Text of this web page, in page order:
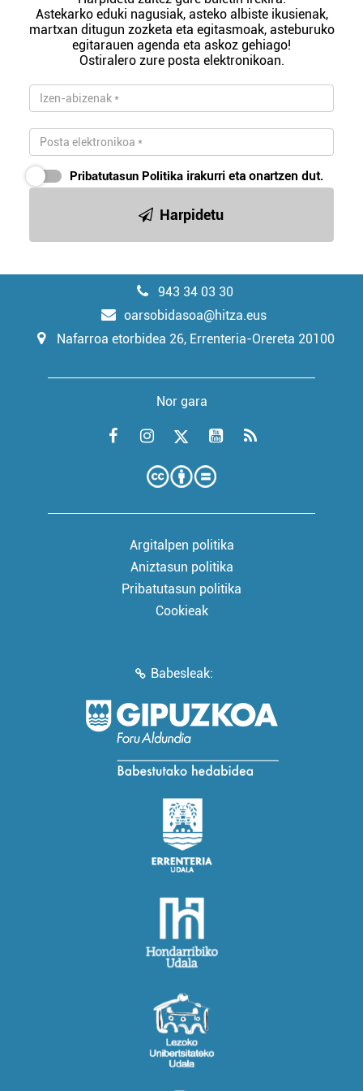
Astekarko eduki nagusiak, asteko albiste ikusienak,
martxan ditugun zozketa eta egitasmoak, asteburuko
egitarauen agenda eta askoz gehiago!
Ostiralero zure posta elektronikoan.
Pribatutasun Politika irakurri eta onartzen dut.
Harpidetu
943 34 03 30
oarsobidasoa@hitza.eus
Nafarroa etorbidea 26, Errenteria-Orereta 20100
Nor gara
Argitalpen politika
Aniztasun politika
Pribatutasun politika
Cookieak
Babesleak: